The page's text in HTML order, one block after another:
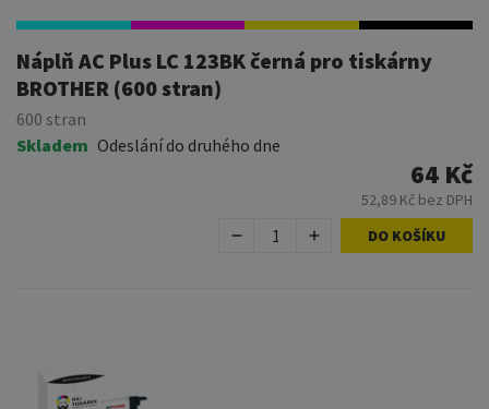
Náplň AC Plus LC 123BK černá pro tiskárny
BROTHER (600 stran)
600 stran
Skladem Odeslání do druhého dne
64 Kč
52,89 Kč bez DPH
DO KOŠÍKU